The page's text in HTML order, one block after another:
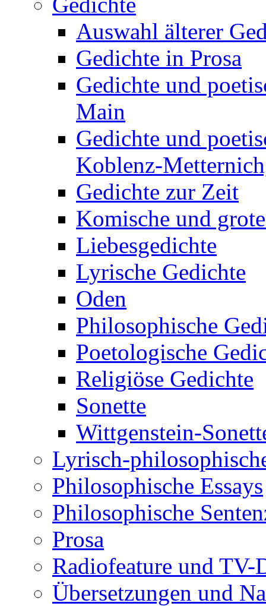
Auswahl älterer
Gedichte in Prosa
Gedichte und
Main
Gedichte und
Koblenz-
Gedichte zur Zeit
Komische und
Liebesgedichte
Lyrische Gedichte
Oden
Philosophische
Poetologische
Religiöse Gedichte
Sonette
Wittgenstein-
Lyrisch-
Philosophische Essays
Philosophische
Prosa
Radiofeature und TV-
Übersetzungen und